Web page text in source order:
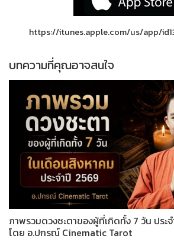
https://itunes.apple.com/us/app/
บทความที่คุณอาจสนใจ
ภาพรวมดวงชะตาของผู้ที่เกิดทั้ง 7 วัน ประ
โดย อ.ปกรณ์ Cinematic Tarot